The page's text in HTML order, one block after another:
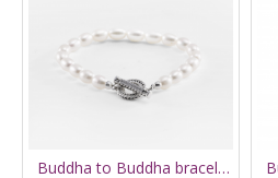
Buddha to Buddha bracelet Barbara fll pearl silver 329 E 19cm - 66194